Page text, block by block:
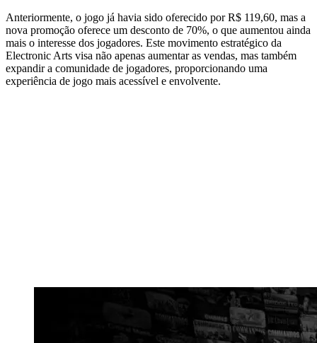
Anteriormente, o jogo já havia sido oferecido por R$ 119,60, mas a
nova promoção oferece um desconto de 70%, o que aumentou ainda
mais o interesse dos jogadores. Este movimento estratégico da
Electronic Arts visa não apenas aumentar as vendas, mas também
expandir a comunidade de jogadores, proporcionando uma
experiência de jogo mais acessível e envolvente.